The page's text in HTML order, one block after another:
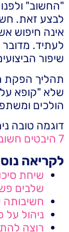
"החשוב"
לבצע זאת.
אינה חיפוש
לעתיד. מדובר
שיפור
תהליך הפקת
שלא "קופא על
הולכים
דוגמה טובה
7 היבטים חשובים על יזמות וניהול
לקריאה
שיחת
שלבים
חשיבותה
ניהול על
רוצה